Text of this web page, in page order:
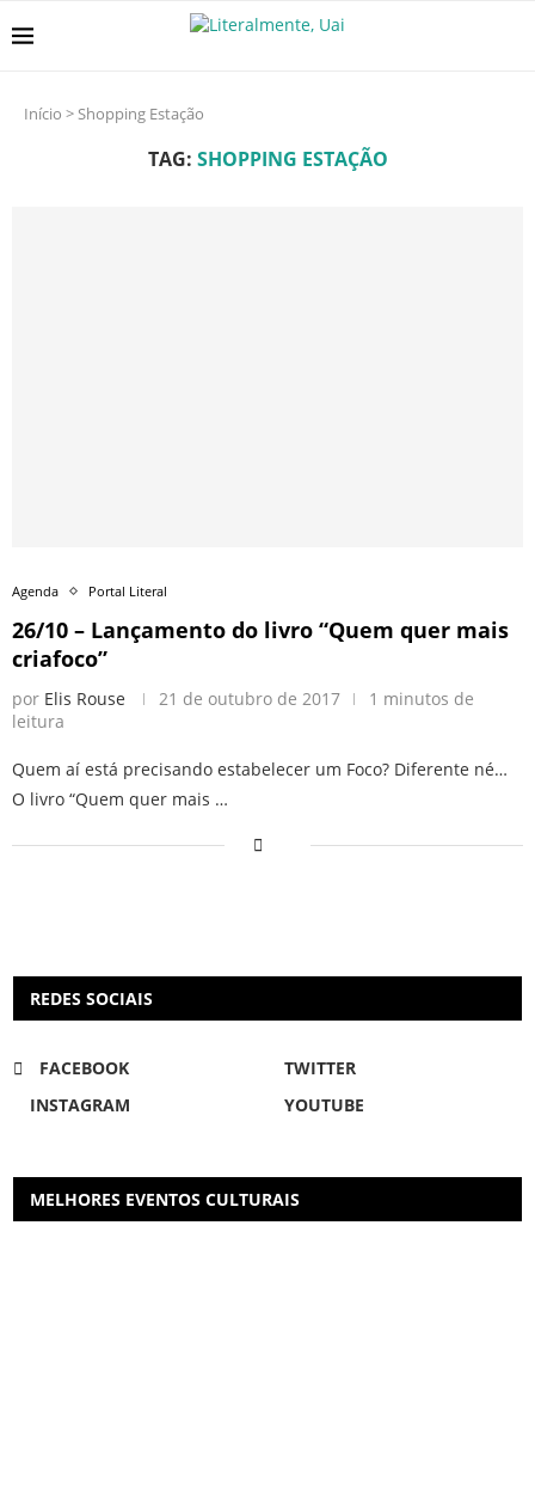
Início >Shopping Estação
TAG: SHOPPING ESTAÇÃO
Agenda Portal Literal
26/10 – Lançamento do livro “Quem quer mais
criafoco”
por Elis Rouse 21 de outubro de 2017
1 minutos de
leitura
Quem aí está precisando estabelecer um Foco? Diferente né…
O livro “Quem quer mais …
REDES SOCIAIS
FACEBOOK
TWITTER
INSTAGRAM
YOUTUBE
MELHORES EVENTOS CULTURAIS